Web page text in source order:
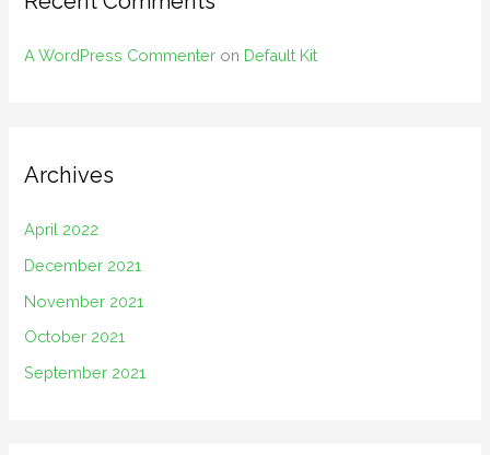
A WordPress Commenter on Default Kit
Archives
April 2022
December 2021
November 2021
October 2021
September 2021